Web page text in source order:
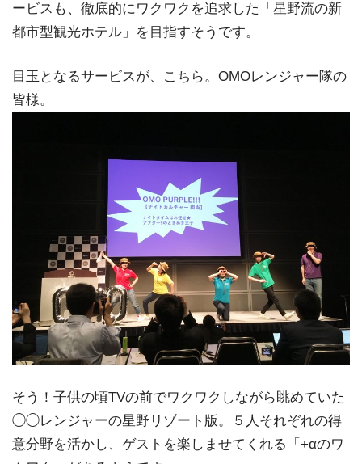
ービスも、徹底的にワクワクを追求した「星野流の新
都市型観光ホテル」を目指すそうです。
目玉となるサービスが、こちら。OMOレンジャー隊の
皆様。
そう！子供の頃TVの前でワクワクしながら眺めていた
◯◯レンジャーの星野リゾート版。５人それぞれの得
意分野を活かし、ゲストを楽しませてくれる「+αのワ